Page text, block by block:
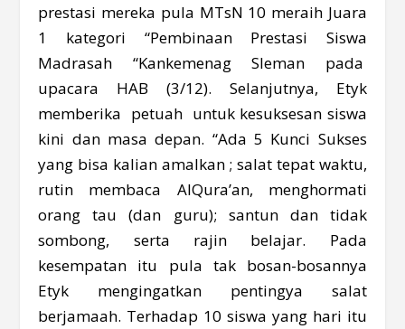
prestasi mereka pula MTsN 10 meraih Juara
1 kategori “Pembinaan Prestasi Siswa
Madrasah “Kankemenag Sleman pada
upacara HAB (3/12). Selanjutnya, Etyk
memberika petuah untuk kesuksesan siswa
kini dan masa depan. “Ada 5 Kunci Sukses
yang bisa kalian amalkan ; salat tepat waktu,
rutin membaca AlQura’an, menghormati
orang tau (dan guru); santun dan tidak
sombong, serta rajin belajar. Pada
kesempatan itu pula tak bosan-bosannya
Etyk mengingatkan pentingya salat
berjamaah. Terhadap 10 siswa yang hari itu